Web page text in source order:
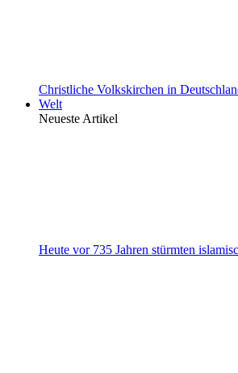
Christliche Volkskirchen in
Welt
Neueste Artikel
Heute vor 735 Jahren stürmten